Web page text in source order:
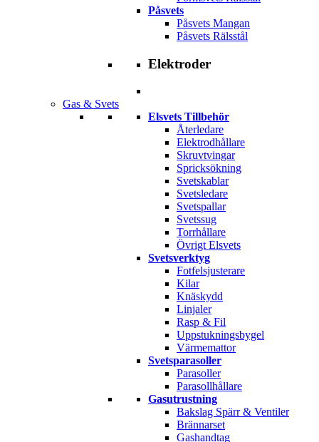
Påsvets
Påsvets Mangan
Påsvets Rälsstål
Elektroder
Gas & Svets
Elsvets Tillbehör
Återledare
Elektrodhållare
Skruvtvingar
Spricksökning
Svetskablar
Svetsledare
Svetspallar
Svetssug
Torrhållare
Övrigt Elsvets
Svetsverktyg
Fotfelsjusterare
Kilar
Knäskydd
Linjaler
Rasp & Fil
Uppstukningsbygel
Värmemattor
Svetsparasoller
Parasoller
Parasollhållare
Gasutrustning
Bakslag Spärr & Ventiler
Brännarset
Gashandtag